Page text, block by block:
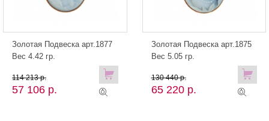
Золотая Подвеска арт.1877
Вес 4.42 гр.
57 106 р.
114 213 р.
Золотая Подвеска арт.1875
Вес 5.05 гр.
65 220 р.
130 440 р.